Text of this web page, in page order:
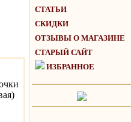
СТАТЬИ
СКИДКИ
ОТЗЫВЫ О МАГАЗИНЕ
СТАРЫЙ САЙТ
ИЗБРАННОЕ